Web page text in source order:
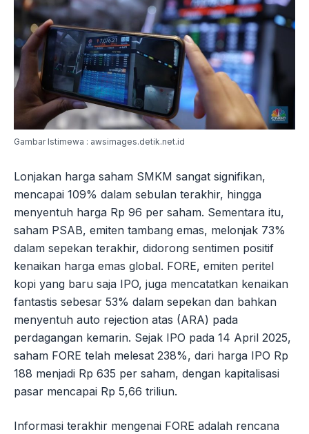
Gambar Istimewa : awsimages.detik.net.id
Lonjakan harga saham SMKM sangat signifikan,
mencapai 109% dalam sebulan terakhir, hingga
menyentuh harga Rp 96 per saham. Sementara itu,
saham PSAB, emiten tambang emas, melonjak 73%
dalam sepekan terakhir, didorong sentimen positif
kenaikan harga emas global. FORE, emiten peritel
kopi yang baru saja IPO, juga mencatatkan kenaikan
fantastis sebesar 53% dalam sepekan dan bahkan
menyentuh auto rejection atas (ARA) pada
perdagangan kemarin. Sejak IPO pada 14 April 2025,
saham FORE telah melesat 238%, dari harga IPO Rp
188 menjadi Rp 635 per saham, dengan kapitalisasi
pasar mencapai Rp 5,66 triliun.
Informasi terakhir mengenai FORE adalah rencana